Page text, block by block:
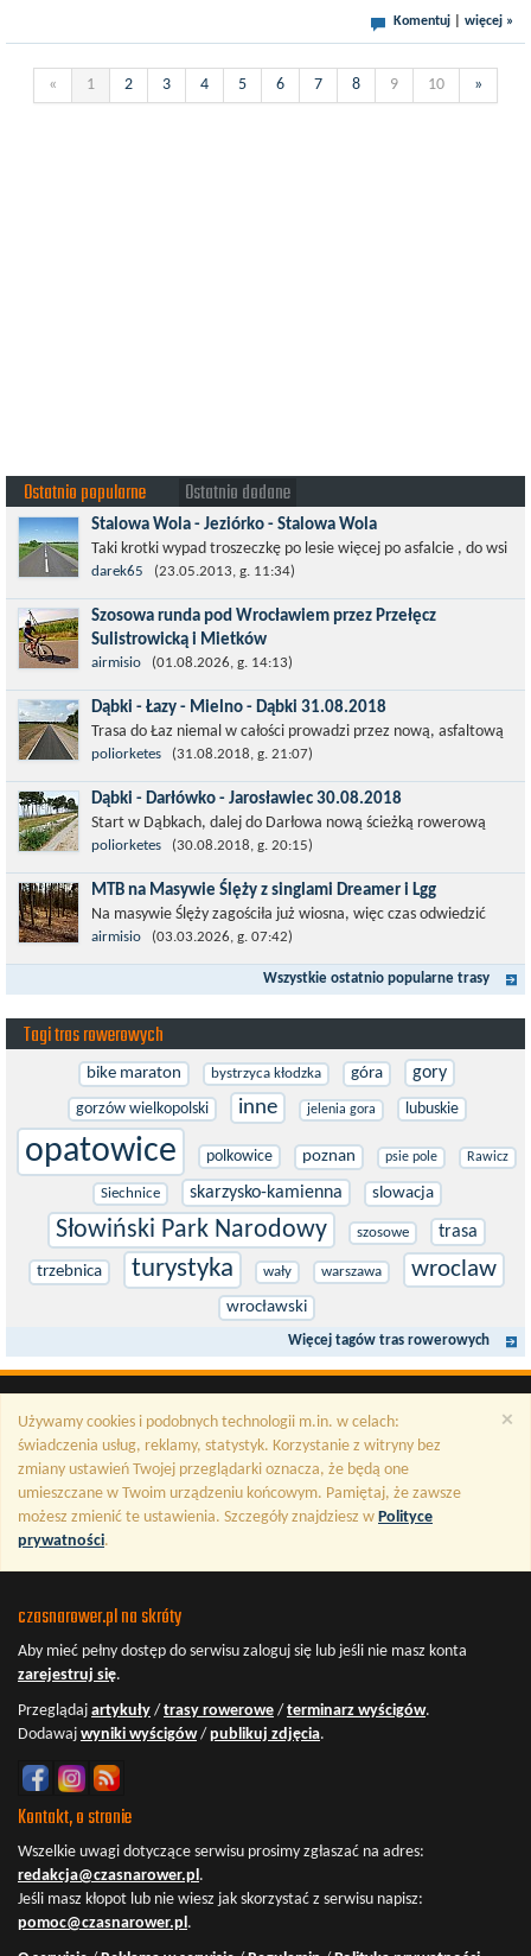
Komentuj więcej »
« 1 2 3 4 5 6 7 8 9 10 »
Ostatnio popularne Ostatnio dodane
Stalowa Wola - Jeziórko - Stalowa Wola
Taki krotki wypad troszeczkę po lesie więcej po asfalcie , do wsi
której już nie ma , kopalni siarki również nie ma , a ci co
pamiętają okres...
darek65 (23.05.2013, g. 11:34)
Szosowa runda pod Wrocławiem przez Przełęcz
Sulistrowicką i Mietków
Łatwa, szosowa runda pod Wrocławiem, raczej płaska z jednym
małym podjazdem na Przełęcz Sulistrowicką od strony Olesznej.
To trasa idealna na...
airmisio (01.08.2026, g. 14:13)
Dąbki - Łazy - Mielno - Dąbki 31.08.2018
Trasa do Łaz niemal w całości prowadzi przez nową, asfaltową
ścieżkę rowerową (od Dąbek do Iwięcina wzdłuż drogi 203).
Niestety jest to trasa nie...
poliorketes (31.08.2018, g. 21:07)
Dąbki - Darłówko - Jarosławiec 30.08.2018
Start w Dąbkach, dalej do Darłowa nową ścieżką rowerową
(niekiedy pieszo-rowerową), gdzie na pierwszym rondzie zjazd
w stronę Darłówka Zachodniego....
poliorketes (30.08.2018, g. 20:15)
MTB na Masywie Ślęży z singlami Dreamer i Lgg
Na masywie Ślęży zagościła już wiosna, więc czas odwiedzić
ścieżki, które jeszcze niedawno skrywały się pod śniegiem.
Runda wprowadzająca w...
airmisio (03.03.2026, g. 07:42)
Wszystkie ostatnio popularne trasy
Tagi tras rowerowych
bike maraton bystrzyca kłodzka góra gory
gorzów wielkopolski inne jelenia gora lubuskie
opatowice polkowice poznan psie pole Rawicz
Siechnice skarzysko-kamienna slowacja
Słowiński Park Narodowy szosowe trasa
trzebnica turystyka wały warszawa wroclaw
wrocławski
Więcej tagów tras rowerowych
×
Używamy cookies i podobnych technologii m.in. w celach:
świadczenia usług, reklamy, statystyk. Korzystanie z witryny bez
zmiany ustawień Twojej przeglądarki oznacza, że będą one
umieszczane w Twoim urządzeniu końcowym. Pamiętaj, że zawsze
możesz zmienić te ustawienia. Szczegóły znajdziesz w Polityce
prywatności.
czasnarower.pl na skróty
Aby mieć pełny dostęp do serwisu zaloguj się lub jeśli nie masz konta
zarejestruj się.
Przeglądaj artykuły / trasy rowerowe / terminarz wyścigów.
Dodawaj wyniki wyścigów/ publikuj zdjęcia.
Kontakt, o stronie
Wszelkie uwagi dotyczące serwisu prosimy zgłaszać na adres:
redakcja@czasnarower.pl.
Jeśli masz kłopot lub nie wiesz jak skorzystać z serwisu napisz:
pomoc@czasnarower.pl.